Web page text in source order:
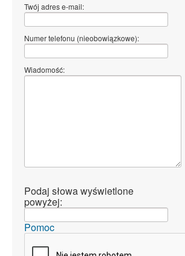
Twój adres e-mail:
Numer telefonu (nieobowiązkowe):
Wiadomość:
Podaj słowa wyświetlone
powyżej:
Pomoc